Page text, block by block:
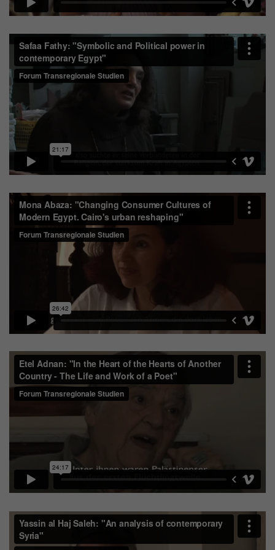
Zweck
generierte ID, für die historische Speicherung
Ihrer vorgenommen Einstellungen, falls der
Webseiten-Betreiber dies eingestellt hat.
Anbieter Matomo
Laufzeit 6 Monate
Zweck
Mit diesem Cookie können wir speichern, von
welcher Internetseite oder Suchmaschine
Anbieter Matomo
Laufzeit 30 Minuten
Mit diesem Cookie können wir für kurze Zeit
Daten über den aktuellen Aufenthalt von
Besuchern auf unserer Internetseite
speichern.